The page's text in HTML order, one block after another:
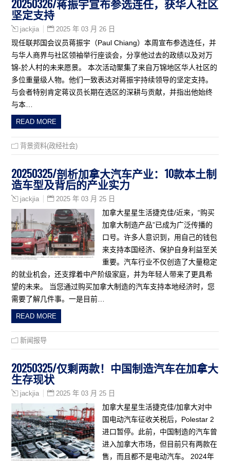
20250326/蒋振宇宣布参选连任，获华人社区
坚定支持
jackjia 2025 年 03 月 26 日
现任联邦国会议员蒋振宇（Paul Chiang）本周宣布参选连任，并
与华人商界与社区领袖举行座谈会，分享他过去的政绩以及对万
锦-於人村的未来愿景。 本次活动聚集了来自万锦地区华人社区的
多位重量级人物。他们一致表达对蒋振宇持续领导的坚定支持。
与会者特别肯定蒋议员长期在选区的深耕与贡献，并指出他始终
与本…
READ MORE
背景资料(政经社会)
20250325/剖析加拿大汽车产业：10款本土制
造车型及背后的产业实力
jackjia 2025 年 03 月 25 日
加拿大星星生活捷克佳/近来，“购买
加拿大制造产品”已成为广泛传播的
口号。许多人意识到，用自己的钱包
来支持本国经济、保护自身利益至关
重要。汽车行业不仅创造了大量稳定
的就业机会，还支撑着中产阶级家庭，并为年轻人带来了更具希
望的未来。 当您通过购买加拿大制造的汽车支持本地经济时，您
需要了解几件事。一是目前…
READ MORE
新闻报导
20250325/仅剩两款！中国制造汽车在加拿大
生存现状
jackjia 2025 年 03 月 25 日
加拿大星星生活捷克佳/加拿大对中
国电动汽车征收关税后，Polestar 2
进口暂停。此前，中国制造的汽车曾
进入加拿大市场，但目前只有两款在
售，而且都不是电动汽车。 2024年